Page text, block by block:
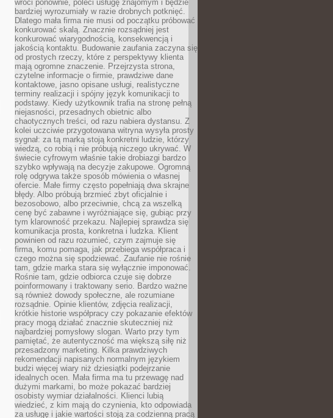
wróci ponownie, poleci usługę znajomym i będzie
bardziej wyrozumiały w razie drobnych potknięć.
Dlatego mała firma nie musi od początku próbować
konkurować skalą. Znacznie rozsądniej jest
konkurować wiarygodnością, konsekwencją i
jakością kontaktu. Budowanie zaufania zaczyna się
od prostych rzeczy, które z perspektywy klienta
mają ogromne znaczenie. Przejrzysta strona,
czytelne informacje o firmie, prawdziwe dane
kontaktowe, jasno opisane usługi, realistyczne
terminy realizacji i spójny język komunikacji to
podstawy. Kiedy użytkownik trafia na stronę pełną
niejasności, przesadnych obietnic albo
chaotycznych treści, od razu nabiera dystansu. Z
kolei uczciwie przygotowana witryna wysyła prosty
sygnał: za tą marką stoją konkretni ludzie, którzy
wiedzą, co robią i nie próbują niczego ukrywać. W
świecie cyfrowym właśnie takie drobiazgi bardzo
szybko wpływają na decyzje zakupowe. Ogromną
rolę odgrywa także sposób mówienia o własnej
ofercie. Małe firmy często popełniają dwa skrajne
błędy. Albo próbują brzmieć zbyt oficjalnie i
bezosobowo, albo przeciwnie, chcą za wszelką
cenę być zabawne i wyróżniające się, gubiąc przy
tym klarowność przekazu. Najlepiej sprawdza się
komunikacja prosta, konkretna i ludzka. Klient
powinien od razu rozumieć, czym zajmuje się
firma, komu pomaga, jak przebiega współpraca i
czego można się spodziewać. Zaufanie nie rośnie
tam, gdzie marka stara się wyłącznie imponować.
Rośnie tam, gdzie odbiorca czuje się dobrze
poinformowany i traktowany serio. Bardzo ważne
są również dowody społeczne, ale rozumiane
rozsądnie. Opinie klientów, zdjęcia realizacji,
krótkie historie współpracy czy pokazanie efektów
pracy mogą działać znacznie skuteczniej niż
najbardziej pomysłowy slogan. Warto przy tym
pamiętać, że autentyczność ma większą siłę niż
przesadzony marketing. Kilka prawdziwych
rekomendacji napisanych normalnym językiem
budzi więcej wiary niż dziesiątki podejrzanie
idealnych ocen. Mała firma ma tu przewagę nad
dużymi markami, bo może pokazać bardziej
osobisty wymiar działalności. Klienci lubią
wiedzieć, z kim mają do czynienia, kto odpowiada
za usługę i jakie wartości stoją za codzienną pracą